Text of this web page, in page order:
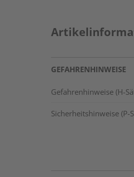
GEFAHRENHINWEISE
Gefahrenhinweise (H-
Sicherheitshinweise (P-